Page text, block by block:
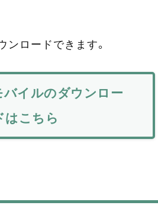
ロードできます。
イルのダウンロー
はこちら